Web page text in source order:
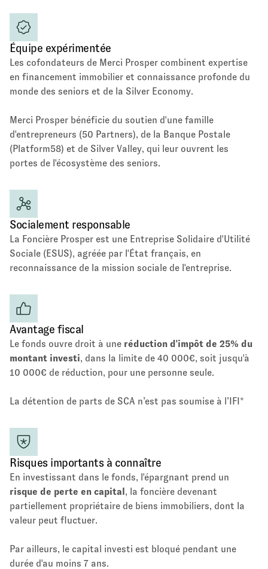
Équipe expérimentée
Les cofondateurs de Merci Prosper combinent expertise
en financement immobilier et connaissance profonde du
monde des seniors et de la Silver Economy.
Merci Prosper bénéficie du soutien d'une famille
d'entrepreneurs (50 Partners), de la Banque Postale
(Platform58) et de Silver Valley, qui leur ouvrent les
portes de l'écosystème des seniors.
Socialement responsable
La Foncière Prosper est une Entreprise Solidaire d'Utilité
Sociale (ESUS), agréée par l'État français, en
reconnaissance de la mission sociale de l'entreprise.
Avantage fiscal
Le fonds ouvre droit à une réduction d'impôt de 25% du
montant investi, dans la limite de 40 000€, soit jusqu'à
10 000€ de réduction, pour une personne seule.
La détention de parts de SCA n’est pas soumise à l’IFI*
Risques importants à connaître
En investissant dans le fonds, l'épargnant prend un
risque de perte en capital , la foncière devenant
partiellement propriétaire de biens immobiliers, dont la
valeur peut fluctuer.
Par ailleurs, le capital investi est bloqué pendant une
durée d'au moins 7 ans.